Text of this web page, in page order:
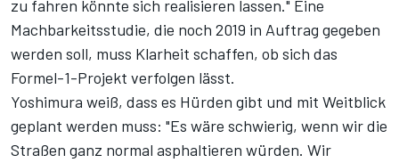
zu fahren könnte sich realisieren lassen." Eine
Machbarkeitsstudie, die noch 2019 in Auftrag gegeben
werden soll, muss Klarheit schaffen, ob sich das
Formel-1-Projekt verfolgen lässt.
Yoshimura weiß, dass es Hürden gibt und mit Weitblick
geplant werden muss: "Es wäre schwierig, wenn wir die
Straßen ganz normal asphaltieren würden. Wir